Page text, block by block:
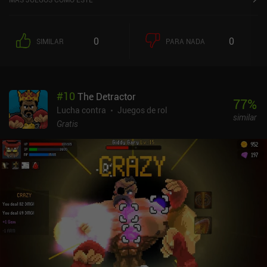
SIMILAR 0 PARA NADA 0
#10 The Detractor
Lucha contra
Juegos de rol
Gratis
77%
similar